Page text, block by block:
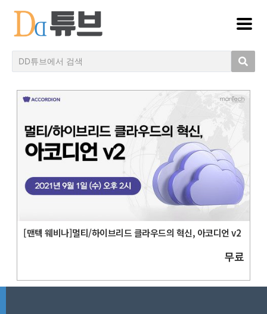
[맨텍 웨비나]멀티/하이브리드 클라우드의 혁신, 아코디언 v2
무료